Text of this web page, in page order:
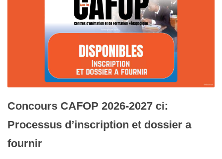
Concours CAFOP 2026-2027 ci:
Processus d’inscription et dossier a
fournir